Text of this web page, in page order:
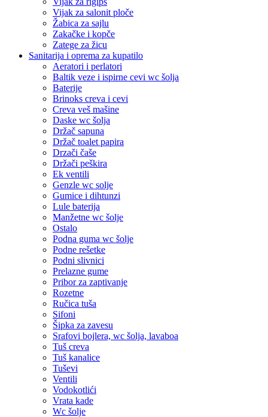
Vijak za salonit ploče
Žabica za sajlu
Zakačke i kopče
Zatege za žicu
Sanitarija i oprema za kupatilo
Aeratori i perlatori
Baltik veze i ispirne cevi wc šolja
Baterije
Brinoks creva i cevi
Creva veš mašine
Daske wc šolja
Držač sapuna
Držač toalet papira
Drzači čaše
Držači peškira
Ek ventili
Genzle wc solje
Gumice i dihtunzi
Lule baterija
Manžetne wc šolje
Ostalo
Podna guma wc šolje
Podne rešetke
Podni slivnici
Prelazne gume
Pribor za zaptivanje
Rozetne
Ručica tuša
Sifoni
Šipka za zavesu
Srafovi bojlera, wc šolja, lavaboa
Tuš creva
Tuš kanalice
Tuševi
Ventili
Vodokotlići
Vrata kade
Wc šolje